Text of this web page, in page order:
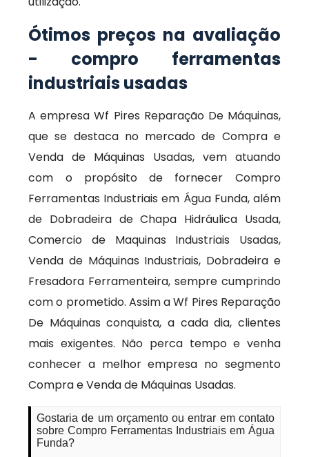
Ótimos preços na avaliação
- compro ferramentas
industriais usadas
A empresa Wf Pires Reparação De Máquinas,
que se destaca no mercado de Compra e
Venda de Máquinas Usadas, vem atuando
com o propósito de fornecer Compro
Ferramentas Industriais em Água Funda, além
de Dobradeira de Chapa Hidráulica Usada,
Comercio de Maquinas Industriais Usadas,
Venda de Máquinas Industriais, Dobradeira e
Fresadora Ferramenteira, sempre cumprindo
com o prometido. Assim a Wf Pires Reparação
De Máquinas conquista, a cada dia, clientes
mais exigentes. Não perca tempo e venha
conhecer a melhor empresa no segmento
Compra e Venda de Máquinas Usadas.
Gostaria de um orçamento ou entrar em contato
sobre Compro Ferramentas Industriais em Água
Funda?